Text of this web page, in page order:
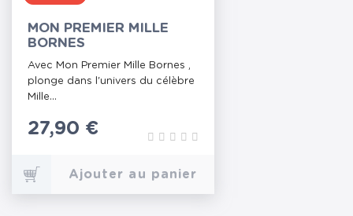
MON PREMIER MILLE
BORNES
Avec Mon Premier Mille Bornes ,
plonge dans l'univers du célèbre
Mille...
Prix
27,90 €
Ajouter au panier